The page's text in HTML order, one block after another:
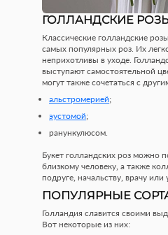
ГОЛЛАНДСКИЕ
Классические голландские
самых популярных роз. Их
неприхотливы в уходе.
выступают самостоятельной
могут также сочетаться с
альстромерией;
эустомой;
ранункулюсом.
Букет голландских роз можно
близкому человеку, а также
подруге, начальству, врачу или
ПОПУЛЯРНЫЕ
Голландия славится своими
Вот некоторые из них: